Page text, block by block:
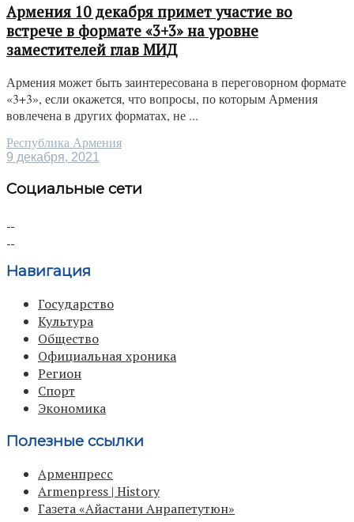
Армения 10 декабря примет участие во
встрече в формате «3+3» на уровне
заместителей глав МИД
Армения может быть заинтересована в переговорном формате
«3+3», если окажется, что вопросы, по которым Армения
вовлечена в других форматах, не ...
Республика Армения
9 декабря, 2021
Социальные сети
Навигация
Государство
Культура
Общество
Официальная хроника
Регион
Спорт
Экономика
Полезные ссылки
Арменпресс
Armenpress | History
Газета «Айастани Анрапетутюн»